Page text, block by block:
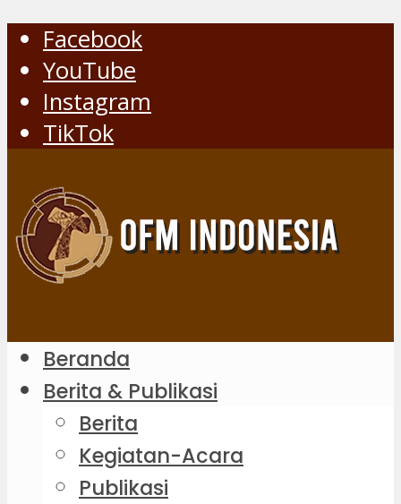
Facebook
YouTube
Instagram
TikTok
Beranda
Berita & Publikasi
Berita
Kegiatan-Acara
Publikasi